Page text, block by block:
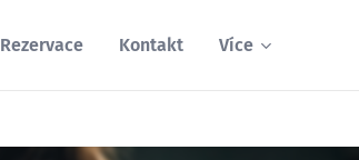
Rezervace Kontakt Více